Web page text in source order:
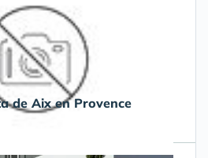
de Aix en Provence